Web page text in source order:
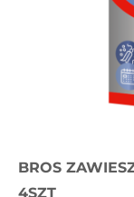
BROS
4SZT